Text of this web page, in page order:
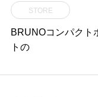
STORE
BRUNOコンパクト
トの